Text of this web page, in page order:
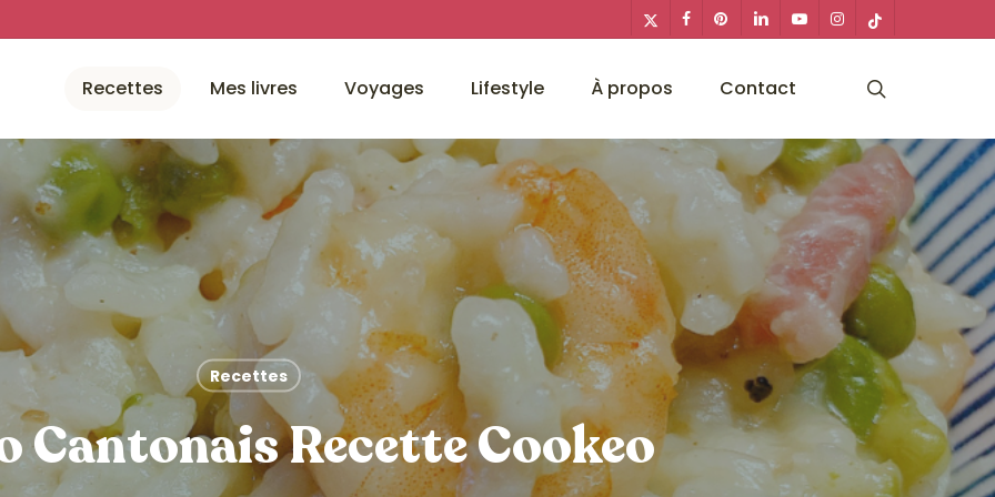
x-
twitter
facebookpinterestlinkedinyoutubeinstagram
tiktok
Recettes Mes livres Voyages Lifestyle À propos Contact
Recettes
Cantonais Recette Cookeo